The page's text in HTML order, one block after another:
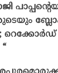
റെക്കോർഡ്